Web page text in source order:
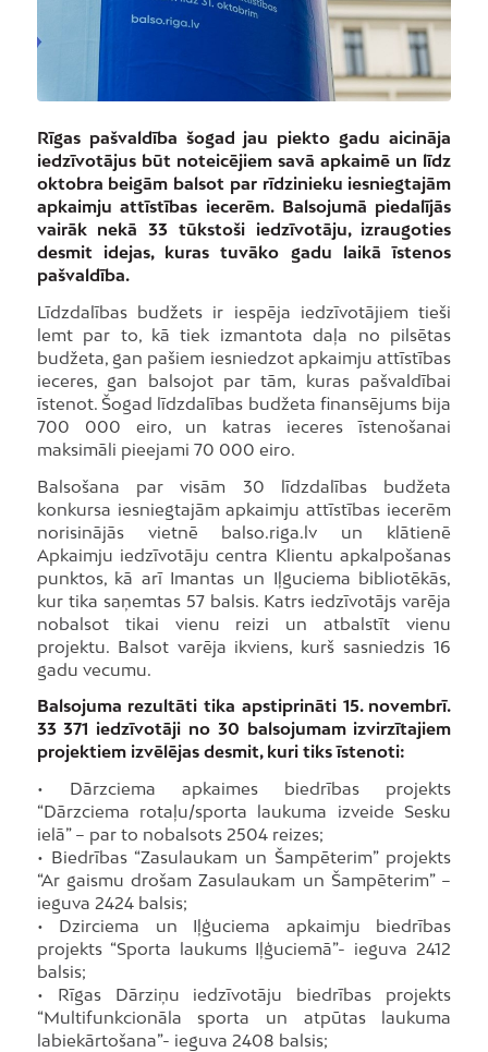
Rīgas pašvaldība šogad jau piekto gadu aicināja
iedzīvotājus būt noteicējiem savā apkaimē un līdz
oktobra beigām balsot par rīdzinieku iesniegtajām
apkaimju attīstības iecerēm. Balsojumā piedalījās
vairāk nekā 33 tūkstoši iedzīvotāju, izraugoties
desmit idejas, kuras tuvāko gadu laikā īstenos
pašvaldība.
Līdzdalības budžets ir iespēja iedzīvotājiem tieši
lemt par to, kā tiek izmantota daļa no pilsētas
budžeta, gan pašiem iesniedzot apkaimju attīstības
ieceres, gan balsojot par tām, kuras pašvaldībai
īstenot. Šogad līdzdalības budžeta finansējums bija
700 000 eiro, un katras ieceres īstenošanai
maksimāli pieejami 70 000 eiro.
Balsošana par visām 30 līdzdalības budžeta
konkursa iesniegtajām apkaimju attīstības iecerēm
norisinājās vietnē balso.riga.lv un klātienē
Apkaimju iedzīvotāju centra Klientu apkalpošanas
punktos, kā arī Imantas un Iļguciema bibliotēkās,
kur tika saņemtas 57 balsis. Katrs iedzīvotājs varēja
nobalsot tikai vienu reizi un atbalstīt vienu
projektu. Balsot varēja ikviens, kurš sasniedzis 16
gadu vecumu.
Balsojuma rezultāti tika apstiprināti 15. novembrī.
33 371 iedzīvotāji no 30 balsojumam izvirzītajiem
projektiem izvēlējas desmit, kuri tiks īstenoti:
• Dārzciema apkaimes biedrības projekts
“Dārzciema rotaļu/sporta laukuma izveide Sesku
ielā” – par to nobalsots 2504 reizes;
• Biedrības “Zasulaukam un Šampēterim” projekts
“Ar gaismu drošam Zasulaukam un Šampēterim” –
ieguva 2424 balsis;
• Dzirciema un Iļģuciema apkaimju biedrības
projekts “Sporta laukums Iļģuciemā”- ieguva 2412
balsis;
• Rīgas Dārziņu iedzīvotāju biedrības projekts
“Multifunkcionāla sporta un atpūtas laukuma
labiekārtošana”- ieguva 2408 balsis;